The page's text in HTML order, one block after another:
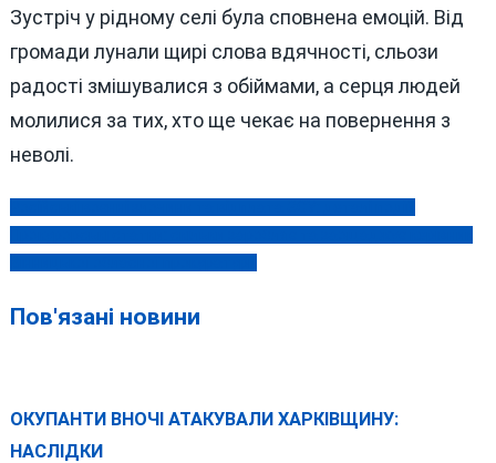
Зустріч у рідному селі була сповнена емоцій. Від
громади лунали щирі слова вдячності, сльози
радості змішувалися з обіймами, а серця людей
молилися за тих, хто ще чекає на повернення з
неволі.
Навігація
записів
Пов'язані новини
ОКУПАНТИ ВНОЧІ АТАКУВАЛИ ХАРКІВЩИНУ:
НАСЛІДКИ